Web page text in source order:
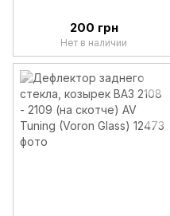
200 грн
Нет в наличии